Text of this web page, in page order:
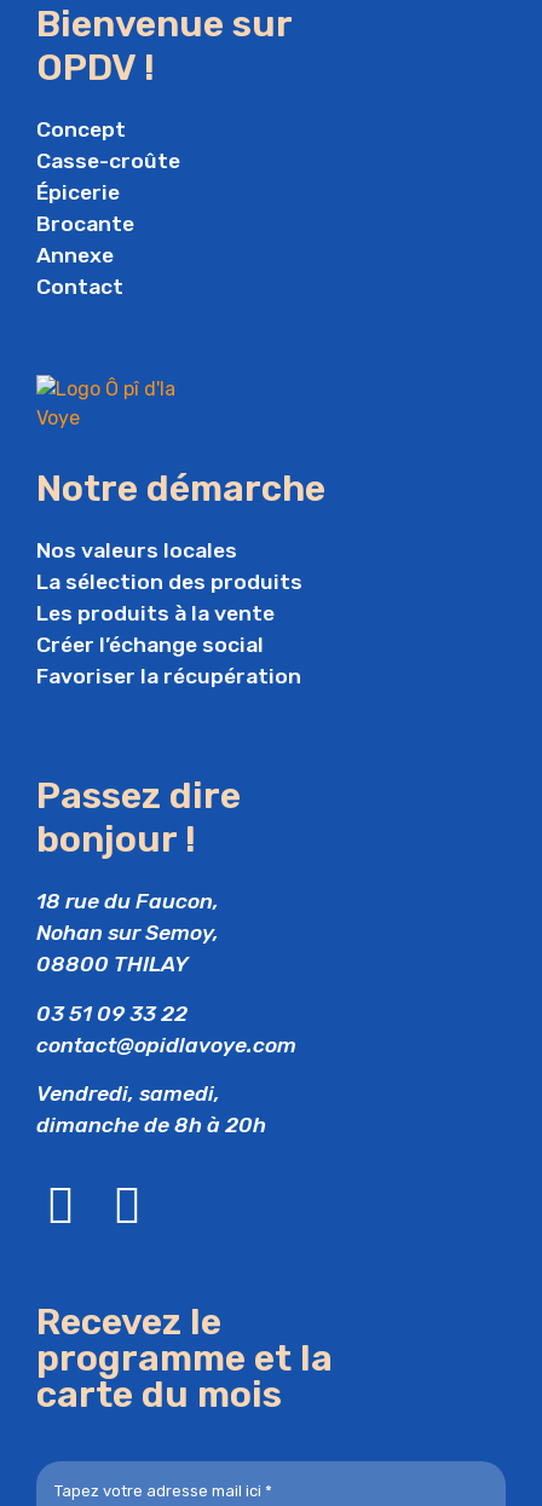
Bienvenue sur
OPDV !
Concept
Casse-croûte
Épicerie
Brocante
Annexe
Contact
Notre démarche
Nos valeurs locales
La sélection des produits
Les produits à la vente
Créer l’échange social
Favoriser la récupération
Passez dire
bonjour !
18 rue du Faucon,
Nohan sur Semoy,
08800 THILAY
03 51 09 33 22
contact@opidlavoye.com
Vendredi, samedi,
dimanche de 8h à 20h
Recevez le
programme et la
carte du mois